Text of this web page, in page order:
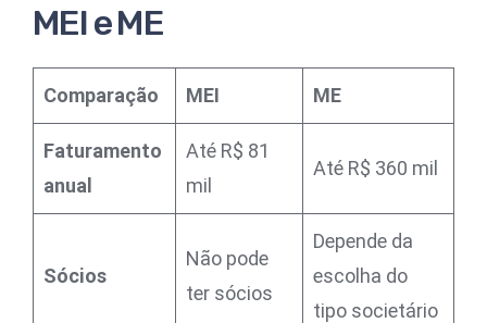
MEI e ME
Comparação MEI ME
Faturamento
anual
Até R$ 81
mil
Até R$ 360 mil
Sócios
Não pode
ter sócios
Depende da
escolha do
tipo societário